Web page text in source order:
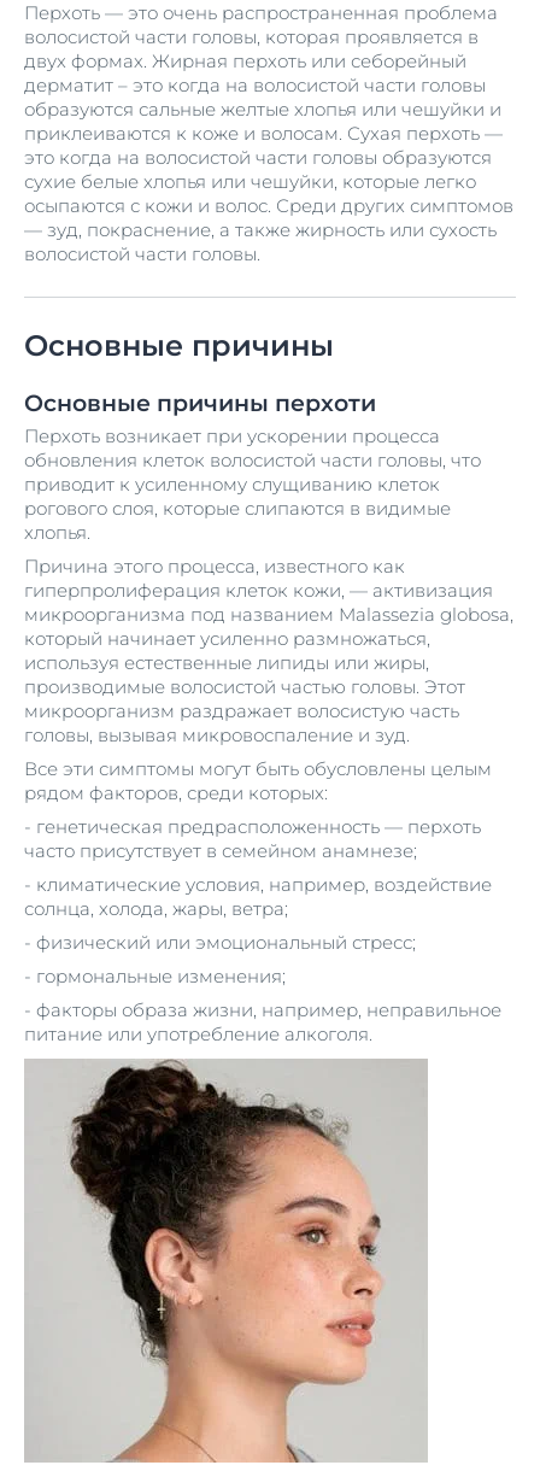
Перхоть — это очень распространенная проблема
волосистой части головы, которая проявляется в
двух формах. Жирная перхоть или себорейный
дерматит – это когда на волосистой части головы
образуются сальные желтые хлопья или чешуйки и
приклеиваются к коже и волосам. Сухая перхоть —
это когда на волосистой части головы образуются
сухие белые хлопья или чешуйки, которые легко
осыпаются с кожи и волос. Среди других симптомов
— зуд, покраснение, а также жирность или сухость
волосистой части головы.
Основные причины
Основные причины перхоти
Перхоть возникает при ускорении процесса
обновления клеток волосистой части головы, что
приводит к усиленному слущиванию клеток
рогового слоя, которые слипаются в видимые
хлопья.
Причина этого процесса, известного как
гиперпролиферация клеток кожи, — активизация
микроорганизма под названием Malassezia globosa,
который начинает усиленно размножаться,
используя естественные липиды или жиры,
производимые волосистой частью головы. Этот
микроорганизм раздражает волосистую часть
головы, вызывая микровоспаление и зуд.
Все эти симптомы могут быть обусловлены целым
рядом факторов, среди которых:
- генетическая предрасположенность — перхоть
часто присутствует в семейном анамнезе;
- климатические условия, например, воздействие
солнца, холода, жары, ветра;
- физический или эмоциональный стресс;
- гормональные изменения;
- факторы образа жизни, например, неправильное
питание или употребление алкоголя.